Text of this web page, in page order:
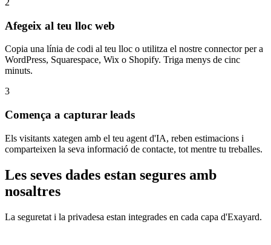
2
Afegeix al teu lloc web
Copia una línia de codi al teu lloc o utilitza el nostre connector per a
WordPress, Squarespace, Wix o Shopify. Triga menys de cinc
minuts.
3
Comença a capturar leads
Els visitants xategen amb el teu agent d'IA, reben estimacions i
comparteixen la seva informació de contacte, tot mentre tu treballes.
Les seves dades estan segures amb
nosaltres
La seguretat i la privadesa estan integrades en cada capa d'Exayard.